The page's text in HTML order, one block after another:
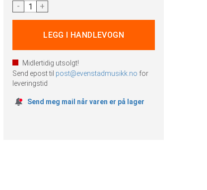
- +
Midlertidig utsolgt!
Send epost til post@evenstadmusikk.no for
leveringstid
Send meg mail når varen er på lager